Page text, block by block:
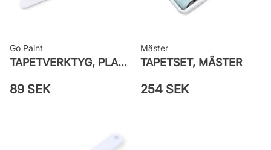
Go Paint
TAPETVERKTYG, PLAST GO PAINT
89 SEK
Mäster
TAPETSET, MÄSTER
254 SEK